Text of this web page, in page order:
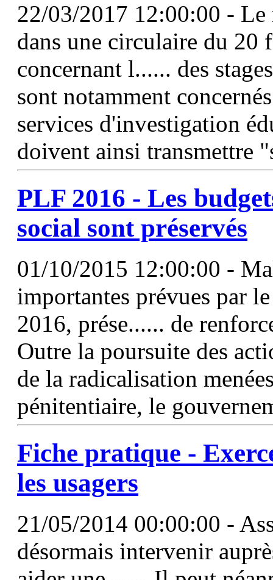
22/03/2017 12:00:00 -
dans une circulaire du 20
concernant l...... des
sont notamment
services d'investigation
doivent ainsi transmettre
PLF 2016 - Les
social sont préservés
01/10/2015 12:00:00 -
importantes prévues par
2016, prése...... de
Outre la poursuite des
de la radicalisation
pénitentiaire, le
Fiche pratique -
les usagers
21/05/2014 00:00:00 -
désormais intervenir